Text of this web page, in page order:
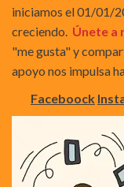
iniciamos el 01/01/
creciendo. Únete a
"me gusta" y
apoyo nos impulsa
Faceboock